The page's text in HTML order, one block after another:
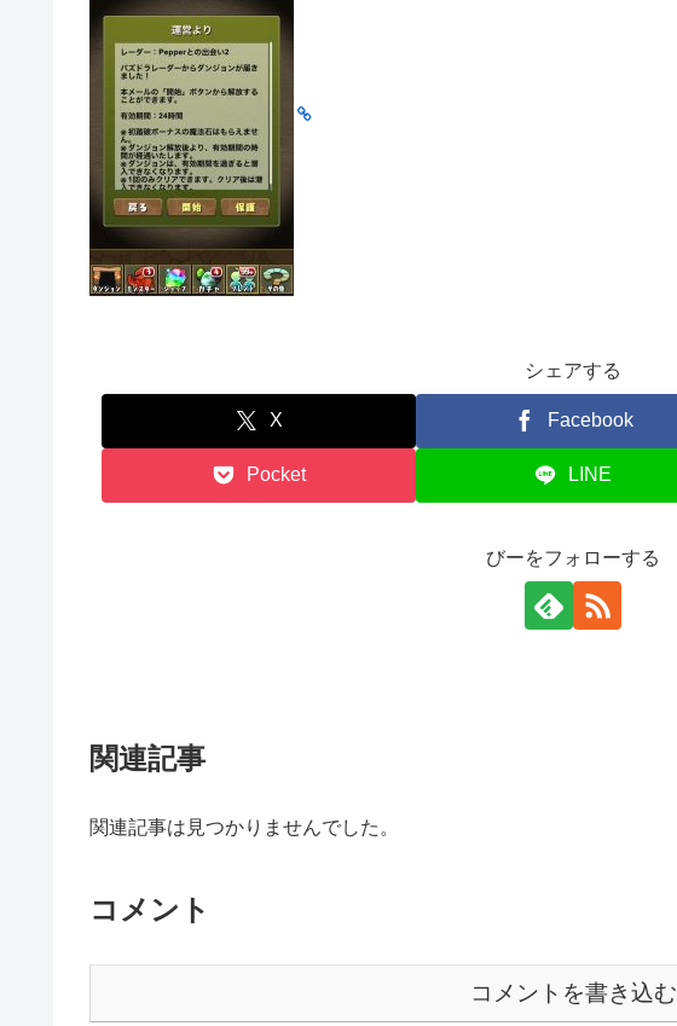
シェアする
X Facebook
Pocket LINE
びーをフォローする
関連記事
関連記事は見つかりませんでした。
コメント
コメントを書き込む